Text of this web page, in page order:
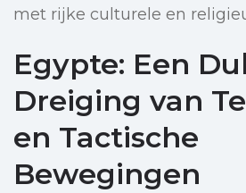
met rijke culturele en
Egypte: Een
Dreiging van
en Tactische
Bewegingen